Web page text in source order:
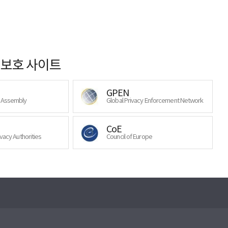
호 사이트
GPEN
Global Privacy Enforcement Network
Authorities
CoE
Council of Europe